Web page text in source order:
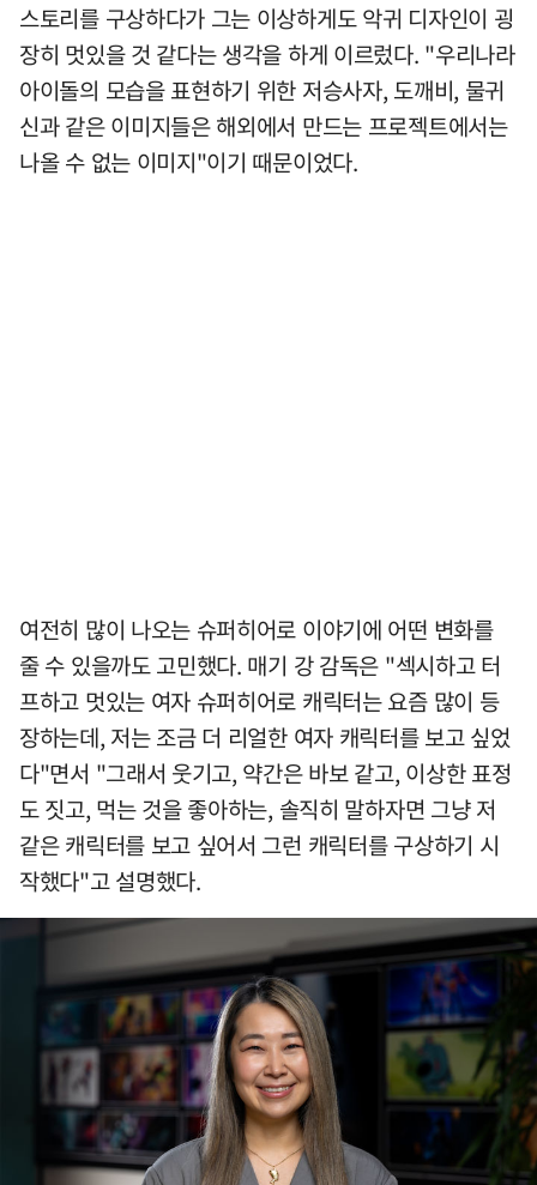
스토리를 구상하다가 그는 이상하게도 악귀 디자인이 굉
장히 멋있을 것 같다는 생각을 하게 이르렀다. "우리나라
아이돌의 모습을 표현하기 위한 저승사자, 도깨비, 물귀
신과 같은 이미지들은 해외에서 만드는 프로젝트에서는
나올 수 없는 이미지"이기 때문이었다.
여전히 많이 나오는 슈퍼히어로 이야기에 어떤 변화를
줄 수 있을까도 고민했다. 매기 강 감독은 "섹시하고 터
프하고 멋있는 여자 슈퍼히어로 캐릭터는 요즘 많이 등
장하는데, 저는 조금 더 리얼한 여자 캐릭터를 보고 싶었
다"면서 "그래서 웃기고, 약간은 바보 같고, 이상한 표정
도 짓고, 먹는 것을 좋아하는, 솔직히 말하자면 그냥 저
같은 캐릭터를 보고 싶어서 그런 캐릭터를 구상하기 시
작했다"고 설명했다.